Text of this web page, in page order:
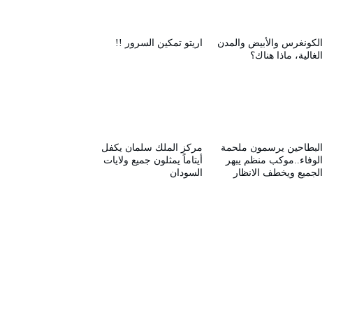
اريتو تمكين السرور !!
الكونغرس والأبيض والمدن
الغالية، ماذا هناك؟
مركز الملك سلمان يكفل
أيتاماً يمثلون جميع ولايات
السودان
البطاحين يرسمون ملحمة
الوفاء..موكب منظم يبهر
الجميع ويخطف الانظار